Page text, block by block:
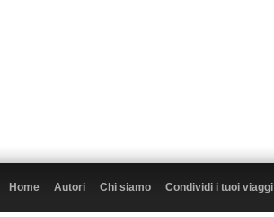
Home Autori Chi siamo Condividi i tuoi viaggi